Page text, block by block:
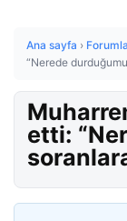
Ana sayfa ›
“Nerede
etti: